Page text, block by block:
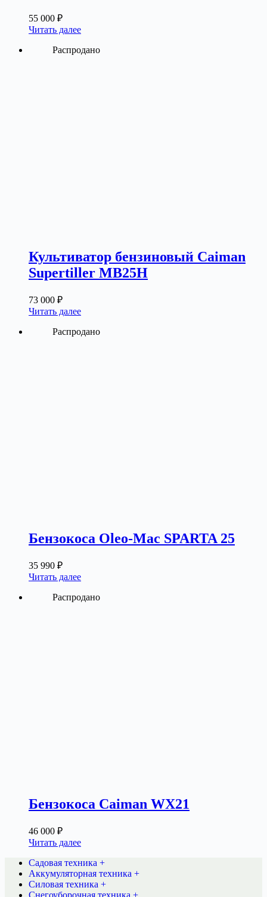
55 000 ₽
Читать далее
Распродано
Культиватор бензиновый Caiman
Supertiller MB25H
73 000 ₽
Читать далее
Распродано
Бензокоса Oleo-Mac SPARTA 25
35 990 ₽
Читать далее
Распродано
Бензокоса Caiman WX21
46 000 ₽
Читать далее
Садовая техника +
Аккумуляторная техника +
Силовая техника +
Снегоуборочная техника +